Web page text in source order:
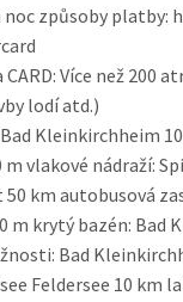
noc způsoby platby:
Více než 200
lodí atd.)
Kleinkirchheim
m vlakové nádraží:
km autobusová
m krytý bazén: Bad
Bad
Feldersee 10 km